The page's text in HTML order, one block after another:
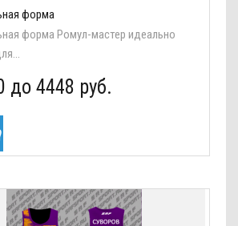
форма
форма Ромул-мастер идеально
до 4448 руб.